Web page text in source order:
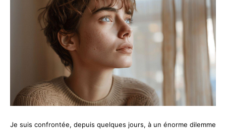
Je suis confrontée, depuis quelques jours, à un énorme dilemme